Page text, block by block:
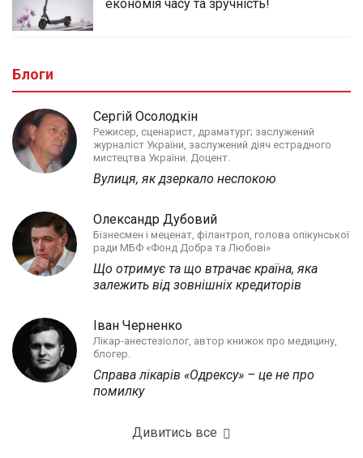
економія часу та зручність!
Блоги
Сергій Осолодкін
Режисер, сценарист, драматург; заслужений
журналіст України, заслужений діяч естрадного
мистецтва України. Доцент.
Вулиця, як дзеркало неспокою
Олександр Дубовий
Бізнесмен і меценат, філантроп, голова опікунської
ради МБФ «Фонд Добра та Любові»
Що отримує та що втрачає країна, яка
залежить від зовнішніх кредиторів
Іван Черненко
Лікар-анестезіолог, автор книжок про медицину,
блогер.
Справа лікарів «Одрексу» – це не про
помилку
Дивитись все